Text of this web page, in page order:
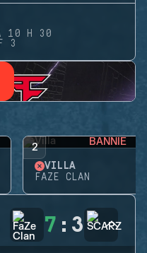
10 H 30
3
2 BANNIE
VILLA
FAZE CLAN
7 : 3